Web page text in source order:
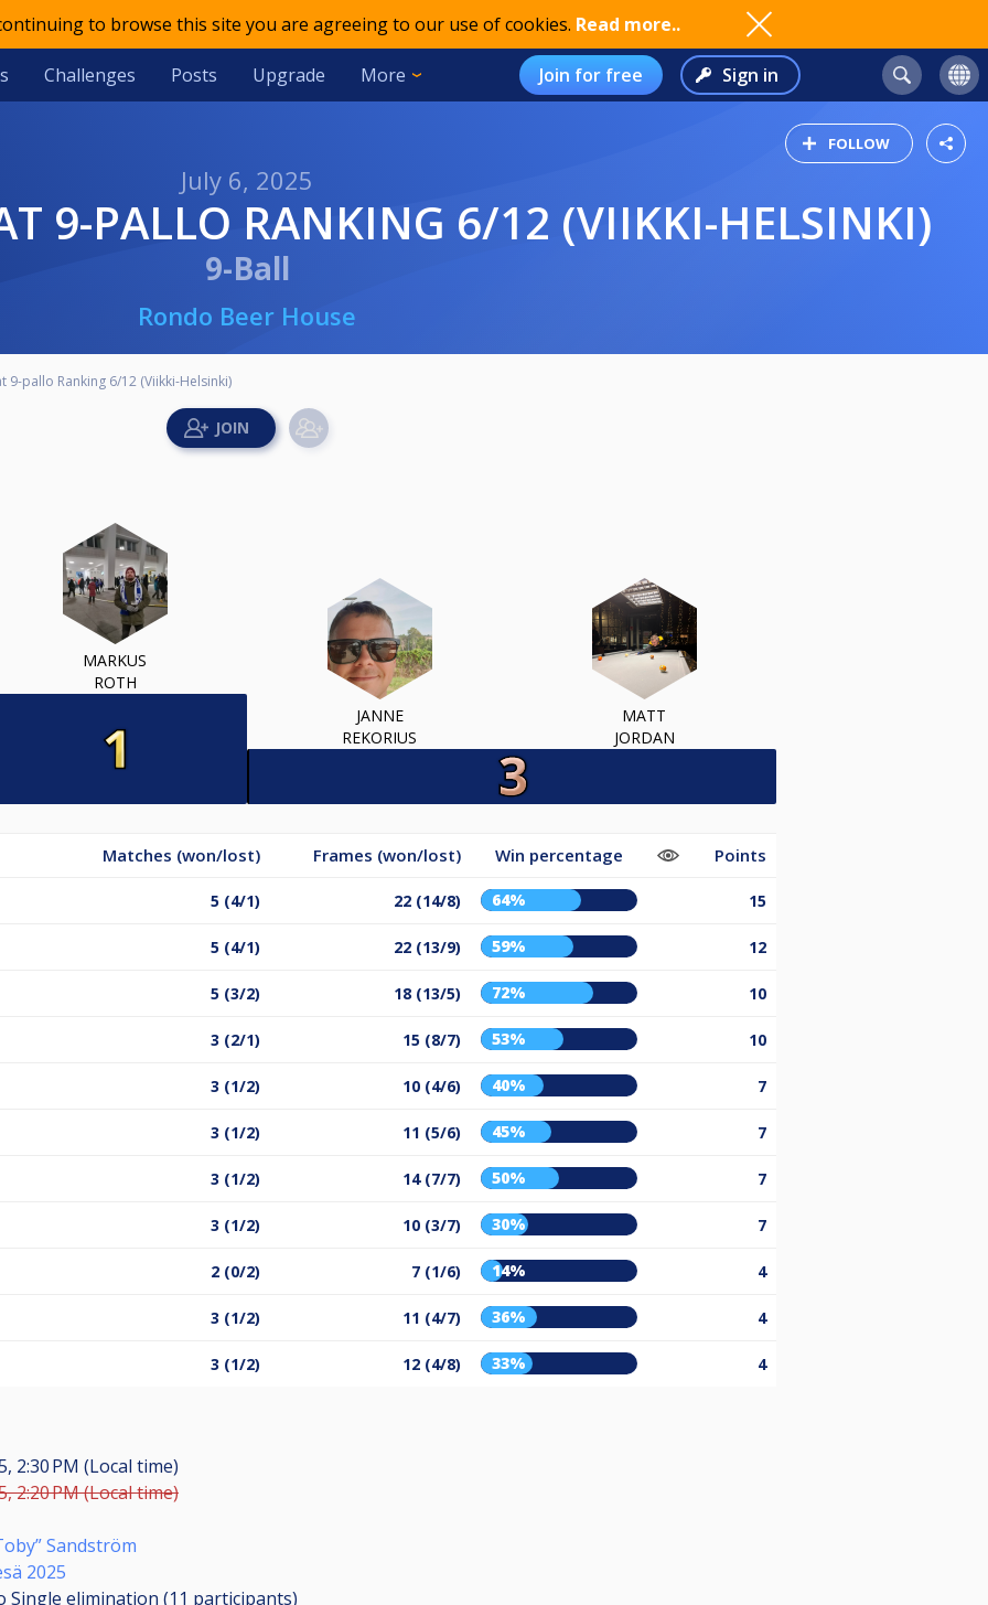
to browse this site you are agreeing to our use of cookies. Read more..
Challenges Posts Upgrade More Join for free Sign in
FOLLOW
July 6, 2025
9-PALLO RANKING 6/12 (VIIKKI-HELSINKI)
9-Ball
Rondo Beer House
9-pallo Ranking 6/12 (Viikki-Helsinki)
MARKUS
ROTH
JANNE
REKORIUS
MATT
JORDAN
Matches (won/lost) Frames (won/lost) Win percentage Points
5 (4/1) 22 (14/8) 64% 15
5 (4/1) 22 (13/9) 59% 12
5 (3/2) 18 (13/5) 72% 10
3 (2/1) 15 (8/7) 53% 10
3 (1/2) 10 (4/6) 40% 7
3 (1/2) 11 (5/6) 45% 7
3 (1/2) 14 (7/7) 50% 7
3 (1/2) 10 (3/7) 30% 7
2 (0/2) 7 (1/6) 14% 4
3 (1/2) 11 (4/7) 36% 4
3 (1/2) 12 (4/8) 33% 4
2:30 PM (Local time)
2:20 PM (Local time)
Sandström
2025
Single elimination (11 participants)